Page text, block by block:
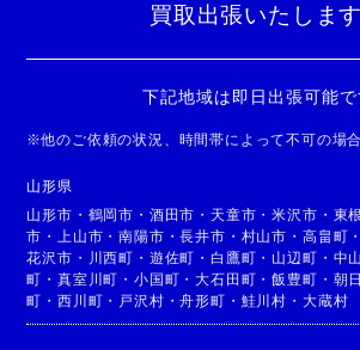
買取出張いたします
下記地域は即日出張可能で
※他のご依頼の状況、時間帯によって不可の場
山形県
山形市 ・ 鶴岡市 ・ 酒田市 ・ 天童市 ・米沢市 ・ 東
市 ・ 上山市 ・南陽市 ・長井市 ・ 村山市 ・ 高畠町 ・
花沢市 ・ 川西町 ・ 遊佐町 ・ 白鷹町 ・ 山辺町 ・ 中
町 ・真室川町 ・小国町 ・大石田町 ・飯豊町 ・ 朝
町 ・西川町 ・ 戸沢村 ・舟形町 ・ 鮭川村 ・ 大蔵村